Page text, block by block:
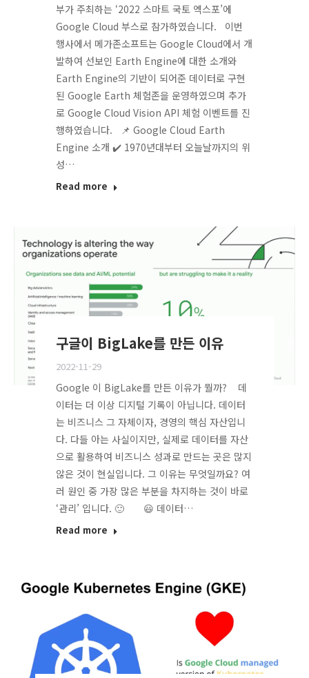
부가 주최하는 ‘2022 스마트 국토 엑스포’에
Google Cloud 부스로 참가하였습니다. 이번
행사에서 메가존소프트는 Google Cloud에서 개
발하여 선보인 Earth Engine에 대한 소개와
Earth Engine의 기반이 되어준 데이터로 구현
된 Google Earth 체험존을 운영하였으며 추가
로 Google Cloud Vision API 체험 이벤트를 진
행하였습니다. 📌 Google Cloud Earth
Engine 소개 ✔️ 1970년대부터 오늘날까지의 위
성…
Read more
구글이 BigLake를 만든 이유
2022-11-29
Google 이 BigLake를 만든 이유가 뭘까? 데
이터는 더 이상 디지털 기록이 아닙니다. 데이터
는 비즈니스 그 자체이자, 경영의 핵심 자산입니
다. 다들 아는 사실이지만, 실제로 데이터를 자산
으로 활용하여 비즈니스 성과로 만드는 곳은 많지
않은 것이 현실입니다. 그 이유는 무엇일까요? 여
러 원인 중 가장 많은 부분을 차지하는 것이 바로
‘관리’ 입니다. 🙂 😃 데이터…
Read more